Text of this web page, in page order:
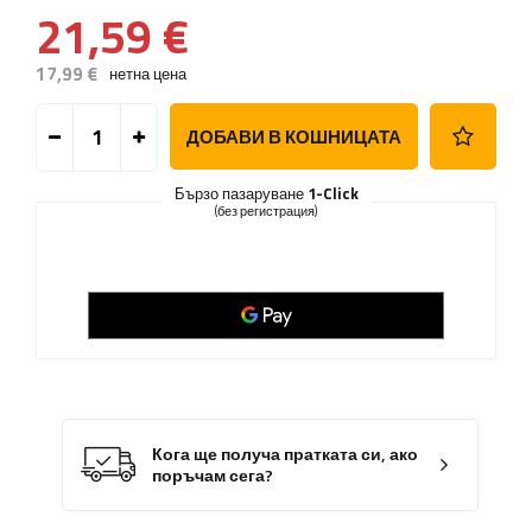
21,59 €
17,99 € нетна цена
ДОБАВИ В КОШНИЦАТА
Бързо пазаруване 1-Click
(без регистрация)
Кога ще получа пратката си, ако
поръчам сега?